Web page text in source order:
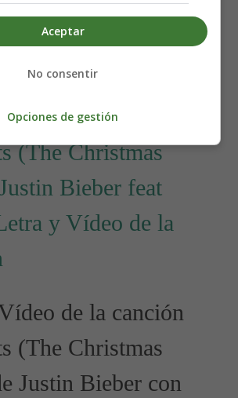
Santa Claus is coming to town - Justin
Canción
(The Christmas
Bieber feat
y Vídeo de la
de la canción
(The Christmas
Justin Bieber con
Aceptar
No consentir
Opciones de gestión